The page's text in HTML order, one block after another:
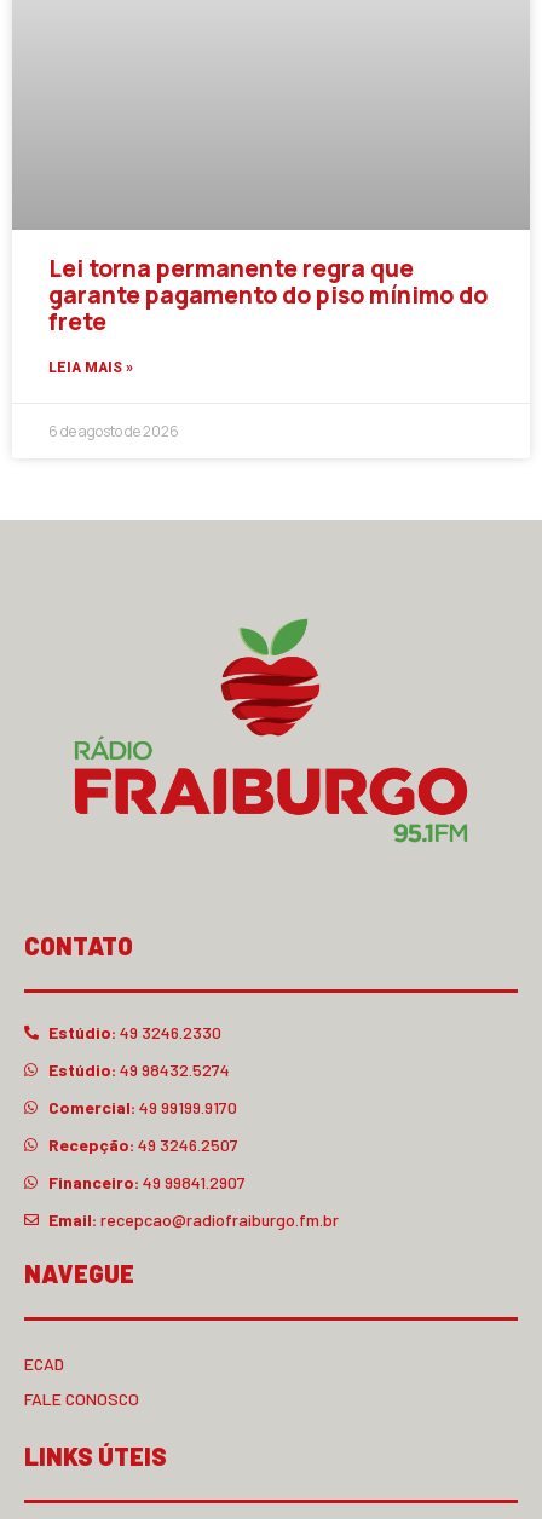
Lei torna permanente regra que
garante pagamento do piso mínimo do
frete
LEIA MAIS »
6 de agosto de 2026
CONTATO
Estúdio: 49 3246.2330
Estúdio: 49 98432.5274
Comercial: 49 99199.9170
Recepção: 49 3246.2507
Financeiro: 49 99841.2907
Email: recepcao@radiofraiburgo.fm.br
NAVEGUE
ECAD
FALE CONOSCO
LINKS ÚTEIS